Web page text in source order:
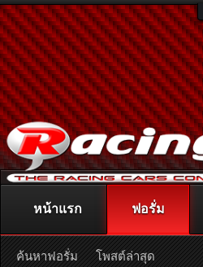
ติดต่อลงโฆษณา
หรืออ่านรายละเอียด
หน้าแรก ฟอรั่ม
ค้นหาฟอรั่ม โพสต์ล่าสุด